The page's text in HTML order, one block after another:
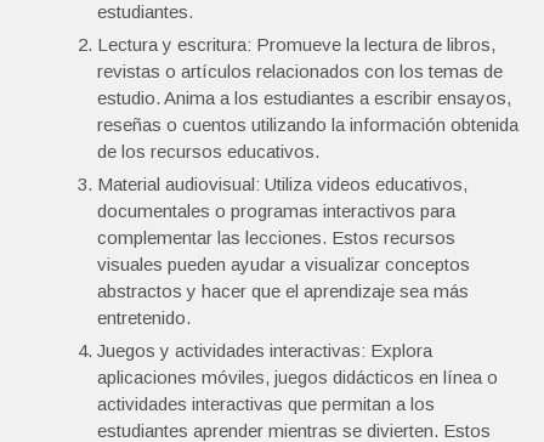
estudiantes.
Lectura y escritura: Promueve la lectura de libros,
revistas o artículos relacionados con los temas de
estudio. Anima a los estudiantes a escribir ensayos,
reseñas o cuentos utilizando la información obtenida
de los recursos educativos.
Material audiovisual: Utiliza videos educativos,
documentales o programas interactivos para
complementar las lecciones. Estos recursos
visuales pueden ayudar a visualizar conceptos
abstractos y hacer que el aprendizaje sea más
entretenido.
Juegos y actividades interactivas: Explora
aplicaciones móviles, juegos didácticos en línea o
actividades interactivas que permitan a los
estudiantes aprender mientras se divierten. Estos